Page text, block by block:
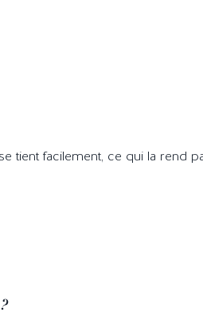
tient facilement, ce qui la rend